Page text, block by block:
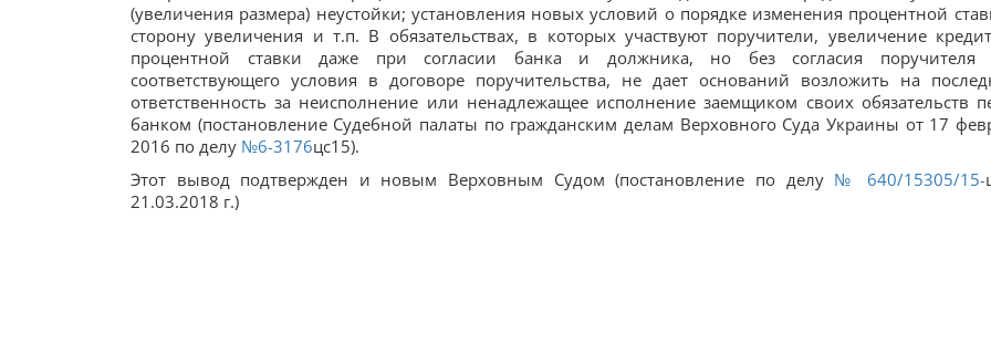
(увеличения размера) неустойки; установления новых условий о порядке изменения процентной
сторону увеличения и т.п. В обязательствах, в которых участвуют поручители, увеличение
процентной ставки даже при согласии банка и должника, но без согласия поручителя
соответствующего условия в договоре поручительства, не дает оснований возложить на
ответственность за неисполнение или ненадлежащее исполнение заемщиком своих обязательств
банком (постановление Судебной палаты по гражданским делам Верховного Суда Украины от 17
2016 по делу №6-3176цс15).
Этот вывод подтвержден и новым Верховным Судом (постановление по делу № 640/15305/15-
21.03.2018 г.)